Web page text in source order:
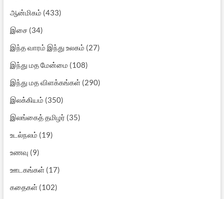
ஆன்மிகம் (433)
இசை(34)
இந்த வாரம் இந்து உலகம் (27)
இந்து மத மேன்மை (108)
இந்து மத விளக்கங்கள்(290)
இலக்கியம் (350)
இலங்கைத் தமிழர் (35)
உடல்நலம் (19)
உணவு (9)
ஊடகங்கள்(17)
கதைகள்(102)